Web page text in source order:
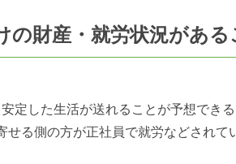
財産・就労状況がある
定した生活が送れることが予想でき
る側の方が正社員で就労などされて